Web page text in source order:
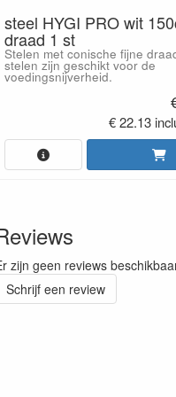
steel HYGI PRO wit
draad 1 st
Stelen met conische fijne
stelen zijn geschikt voor de
voedingsnijverheid.
€ 22.13
zijn geen reviews
Schrijf een review